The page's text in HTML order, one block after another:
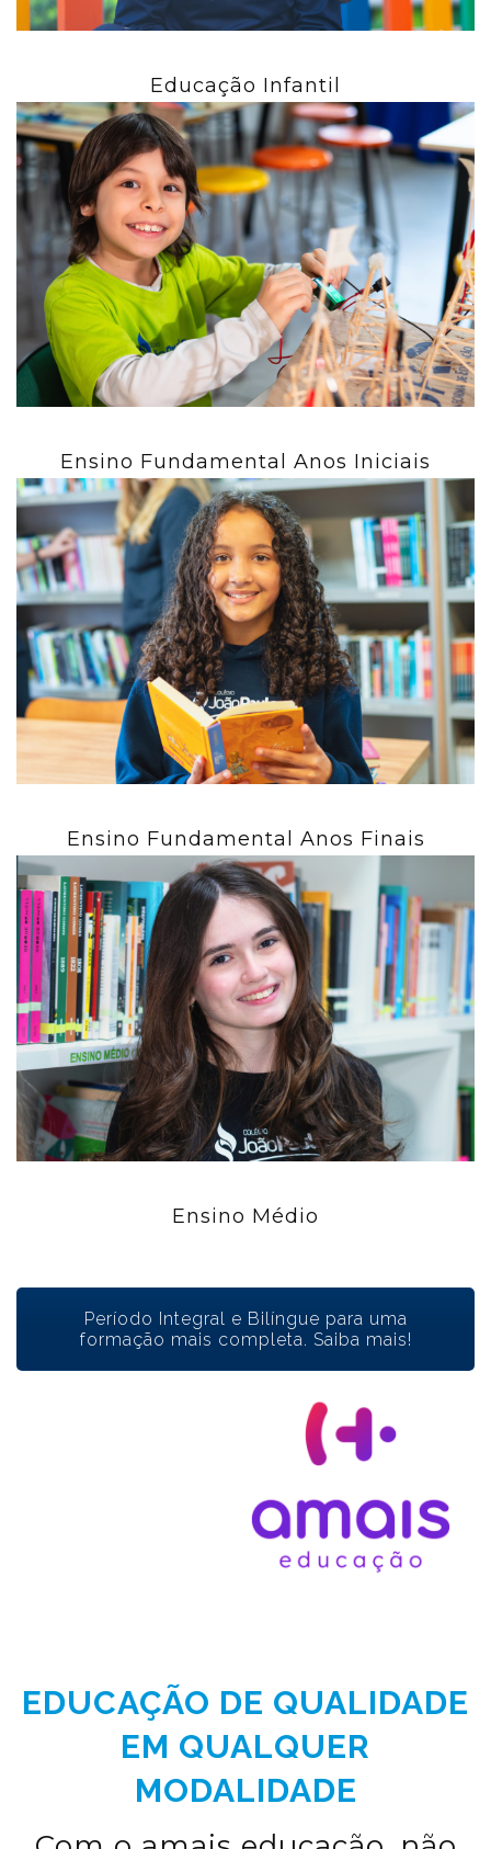
Educação Infantil
Ensino Fundamental Anos Iniciais
Ensino Fundamental Anos Finais
Ensino Médio
Período Integral e Bilíngue para uma
formação mais completa. Saiba mais!
EDUCAÇÃO DE QUALIDADE
EM QUALQUER
MODALIDADE